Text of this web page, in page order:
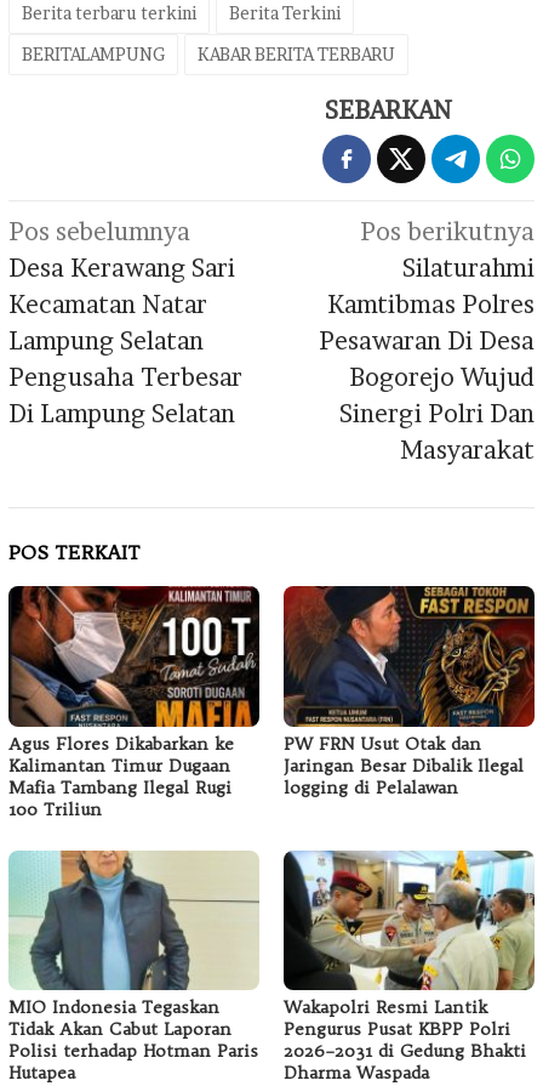
Berita terbaru terkini
Berita Terkini
BERITALAMPUNG
KABAR BERITA TERBARU
SEBARKAN
Navigasi
pos
Pos sebelumnya
Desa Kerawang Sari
Kecamatan Natar
Lampung Selatan
Pengusaha Terbesar
Di Lampung Selatan
Pos berikutnya
Silaturahmi
Kamtibmas Polres
Pesawaran Di Desa
Bogorejo Wujud
Sinergi Polri Dan
Masyarakat
POS TERKAIT
Agus Flores Dikabarkan ke
Kalimantan Timur Dugaan
Mafia Tambang Ilegal Rugi
100 Triliun
PW FRN Usut Otak dan
Jaringan Besar Dibalik Ilegal
logging di Pelalawan
MIO Indonesia Tegaskan
Tidak Akan Cabut Laporan
Polisi terhadap Hotman Paris
Hutapea
Wakapolri Resmi Lantik
Pengurus Pusat KBPP Polri
2026–2031 di Gedung Bhakti
Dharma Waspada